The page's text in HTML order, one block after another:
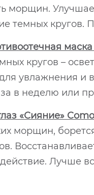
темных кругов.
кругов –
увлажнения
в неделю или
«Сияние»
морщин,
Лучше